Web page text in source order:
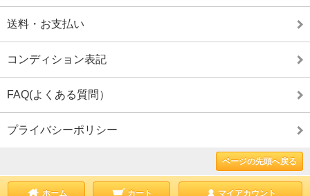
送料・お支払い
コンディション表記
FAQ(よくある質問）
プライバシーポリシー
ページの先頭へ戻る
ホーム カート マイアカウント